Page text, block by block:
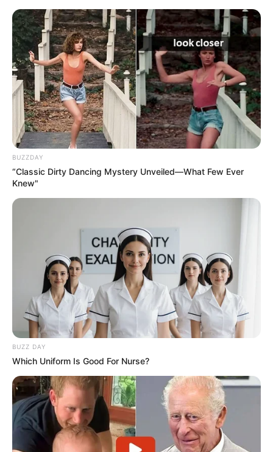
BUZZDAY
“Classic Dirty Dancing Mystery Unveiled—What Few Ever
Knew"
BUZZ DAY
Which Uniform Is Good For Nurse?